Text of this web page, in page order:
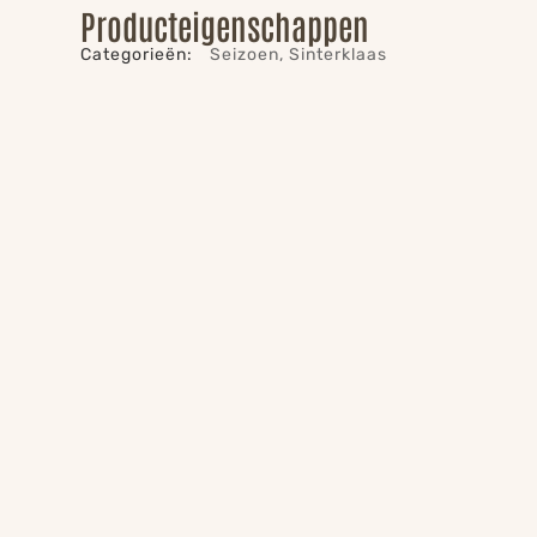
Producteigenschappen
Categorieën: Seizoen,Sinterklaas